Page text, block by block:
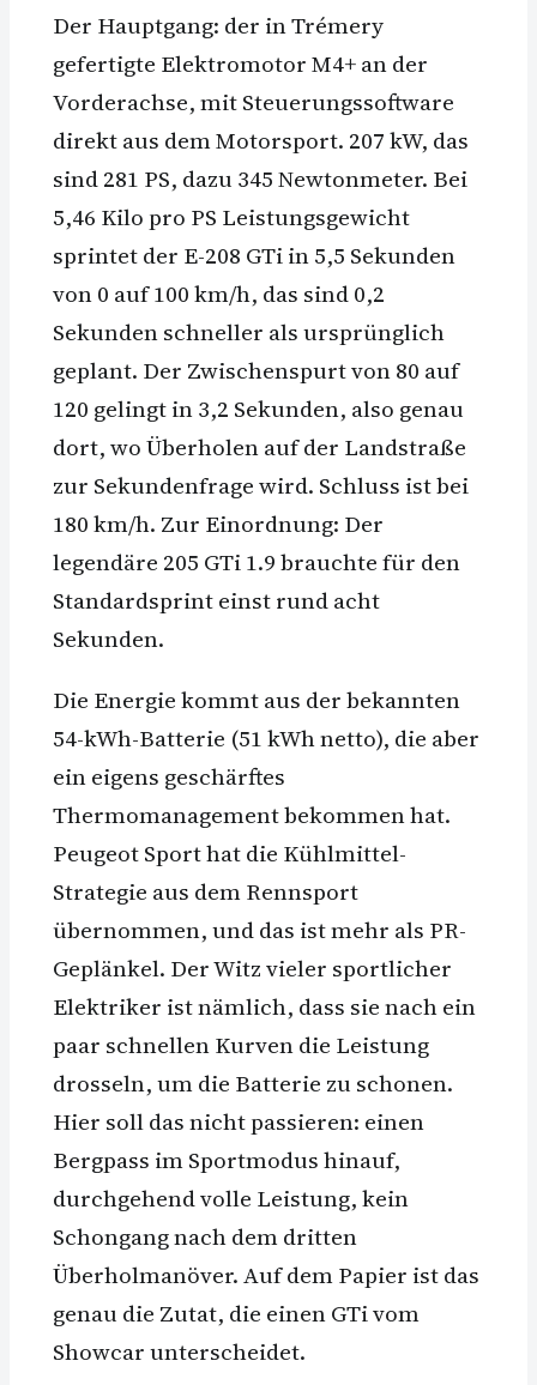
Der Hauptgang: der in Trémery
gefertigte Elektromotor M4+ an der
Vorderachse, mit Steuerungssoftware
direkt aus dem Motorsport. 207 kW, das
sind 281 PS, dazu 345 Newtonmeter. Bei
5,46 Kilo pro PS Leistungsgewicht
sprintet der E-208 GTi in 5,5 Sekunden
von 0 auf 100 km/h, das sind 0,2
Sekunden schneller als ursprünglich
geplant. Der Zwischenspurt von 80 auf
120 gelingt in 3,2 Sekunden, also genau
dort, wo Überholen auf der Landstraße
zur Sekundenfrage wird. Schluss ist bei
180 km/h. Zur Einordnung: Der
legendäre 205 GTi 1.9 brauchte für den
Standardsprint einst rund acht
Sekunden.
Die Energie kommt aus der bekannten
54-kWh-Batterie (51 kWh netto), die aber
ein eigens geschärftes
Thermomanagement bekommen hat.
Peugeot Sport hat die Kühlmittel-
Strategie aus dem Rennsport
übernommen, und das ist mehr als PR-
Geplänkel. Der Witz vieler sportlicher
Elektriker ist nämlich, dass sie nach ein
paar schnellen Kurven die Leistung
drosseln, um die Batterie zu schonen.
Hier soll das nicht passieren: einen
Bergpass im Sportmodus hinauf,
durchgehend volle Leistung, kein
Schongang nach dem dritten
Überholmanöver. Auf dem Papier ist das
genau die Zutat, die einen GTi vom
Showcar unterscheidet.